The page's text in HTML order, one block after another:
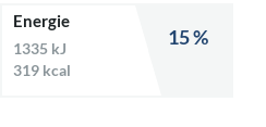
Energie
1335 kJ
319 kcal
15 %